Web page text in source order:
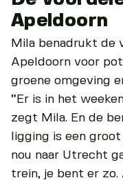
Apeldoorn
Mila benadrukt de
Apeldoorn voor
groene omgeving
”Er is in het
zegt Mila. En de
ligging is een
nou naar Utrecht
trein, je bent er